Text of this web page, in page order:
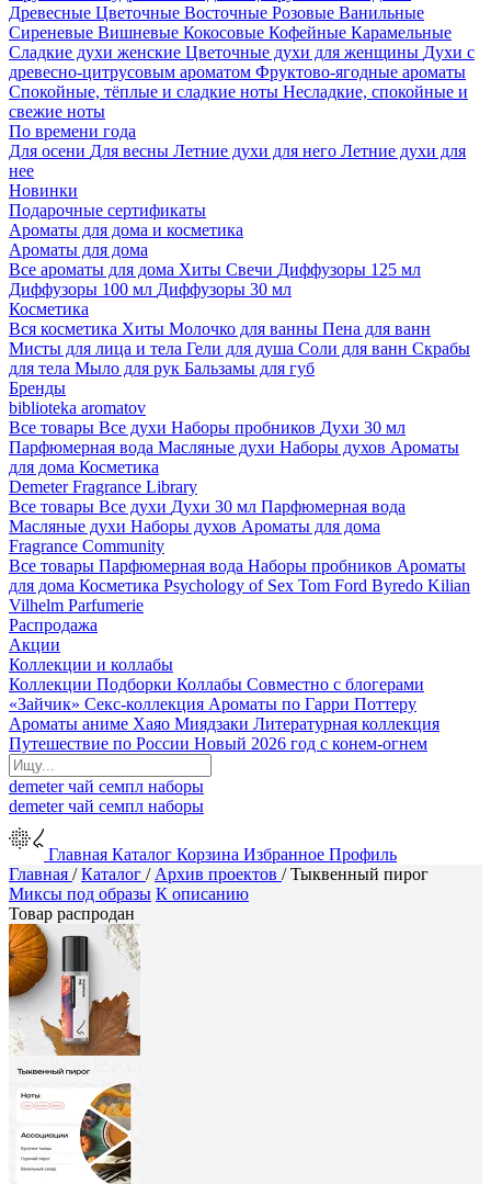
Древесные Цветочные Восточные Розовые Ванильные
Сиреневые Вишневые Кокосовые Кофейные Карамельные
Сладкие духи женские Цветочные духи для женщины Духи с
древесно-цитрусовым ароматом Фруктово-ягодные ароматы
Спокойные, тёплые и сладкие ноты Несладкие, спокойные и
свежие ноты
По времени года
Для осени Для весны Летние духи для него Летние духи для
нее
Новинки
Подарочные сертификаты
Ароматы для дома и косметика
Ароматы для дома
Все ароматы для дома Хиты Свечи Диффузоры 125 мл
Диффузоры 100 мл Диффузоры 30 мл
Косметика
Вся косметика Хиты Молочко для ванны Пена для ванн
Мисты для лица и тела Гели для душа Соли для ванн Скрабы
для тела Мыло для рук Бальзамы для губ
Бренды
biblioteka aromatov
Все товары Все духи Наборы пробников Духи 30 мл
Парфюмерная вода Масляные духи Наборы духов Ароматы
для дома Косметика
Demeter Fragrance Library
Все товары Все духи Духи 30 мл Парфюмерная вода
Масляные духи Наборы духов Ароматы для дома
Fragrance Community
Все товары Парфюмерная вода Наборы пробников Ароматы
для дома Косметика Psychology of Sex Tom Ford Byredo Kilian
Vilhelm Parfumerie
Распродажа
Акции
Коллекции и коллабы
Коллекции Подборки Коллабы Совместно с блогерами
«Зайчик» Секс-коллекция Ароматы по Гарри Поттеру
Ароматы аниме Хаяо Миядзаки Литературная коллекция
Путешествие по России Новый 2026 год с конем-огнем
demeterчай семпл наборы
demeterчай семпл наборы
Главная Каталог Корзина Избранное Профиль
Главная /Каталог / Архив проектов /Тыквенный пирог
Миксы под образы К описанию
Товар распродан